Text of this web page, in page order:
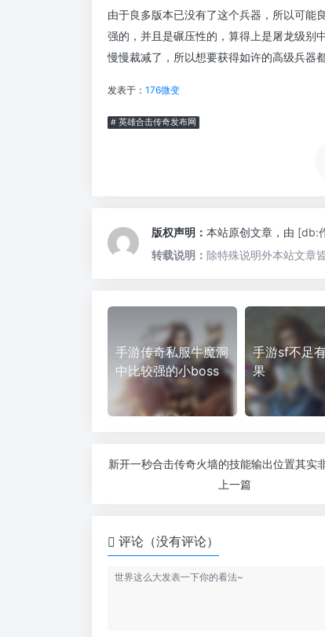
由于良多版本已没有了这个兵器，所以可能
强的，并且是碾压性的，算得上是屠龙级别
慢慢裁减了，所以想要获得如许的高级兵器
发表于： 176微变
# 英雄合击传奇发布网
版权声明： 本站原创文章，由 [db:
转载说明： 除特殊说明外本站文章
手游传奇私服牛魔洞
中比较强的小boss
手游sf不足
果
新开一秒合击传奇火墙的技能输出位置其实
上一篇
评论（没有评论）